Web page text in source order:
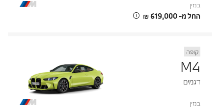
בנזין
החל מ- ‏619,000 ‏₪
קופה
M4
דגמים
בנזין